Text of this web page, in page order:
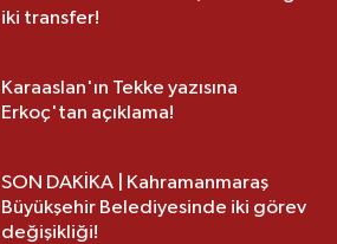
iki transfer!
Karaaslan'ın Tekke yazısına
Erkoç'tan açıklama!
SON DAKİKA | Kahramanmaraş
Büyükşehir Belediyesinde iki görev
değişikliği!